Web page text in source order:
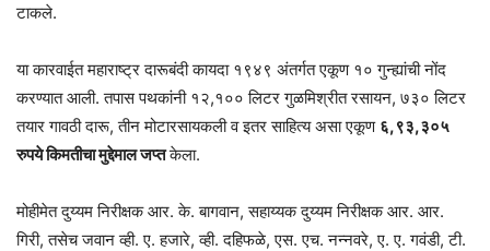
टाकले.
या कारवाईत महाराष्ट्र दारूबंदी कायदा १९४९ अंतर्गत एकूण १० गुन्ह्यांची नोंद
करण्यात आली. तपास पथकांनी १२,१०० लिटर गुळमिश्रीत रसायन, ७३० लिटर
तयार गावठी दारू, तीन मोटारसायकली व इतर साहित्य असा एकूण ६,९३,३०५
रुपये किमतीचा मुद्देमाल जप्तकेला.
मोहीमेत दुय्यम निरीक्षक आर. के. बागवान, सहाय्यक दुय्यम निरीक्षक आर. आर.
गिरी, तसेच जवान व्ही. ए. हजारे, व्ही. दहिफळे, एस. एच. नन्नवरे, ए. ए. गवंडी, टी.